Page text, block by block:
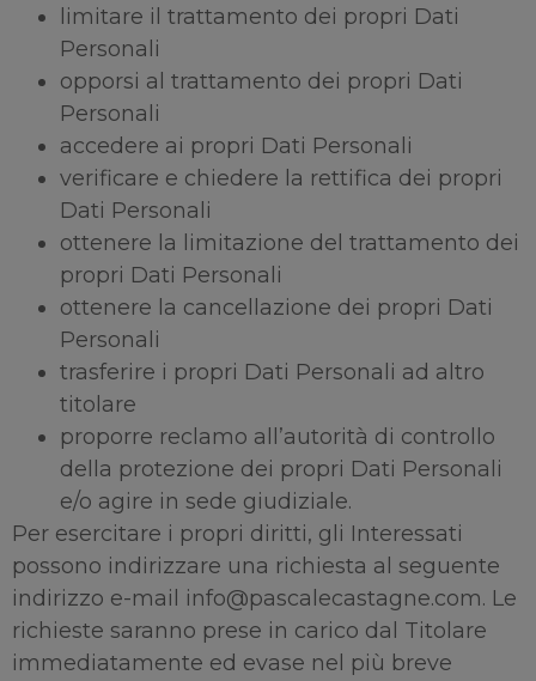
limitare il trattamento dei propri Dati
Personali
opporsi al trattamento dei propri Dati
Personali
accedere ai propri Dati Personali
verificare e chiedere la rettifica dei propri
Dati Personali
ottenere la limitazione del trattamento dei
propri Dati Personali
ottenere la cancellazione dei propri Dati
Personali
trasferire i propri Dati Personali ad altro
titolare
proporre reclamo all’autorità di controllo
della protezione dei propri Dati Personali
e/o agire in sede giudiziale.
Per esercitare i propri diritti, gli Interessati
possono indirizzare una richiesta al seguente
indirizzo e-mail info@pascalecastagne.com. Le
richieste saranno prese in carico dal Titolare
immediatamente ed evase nel più breve